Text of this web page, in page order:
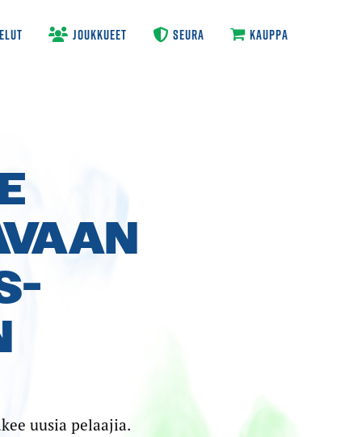
JOUKKUEET SEURA KAUPPA
uusia pelaajia.